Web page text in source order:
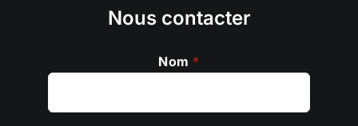
Nous contacter
Nom *